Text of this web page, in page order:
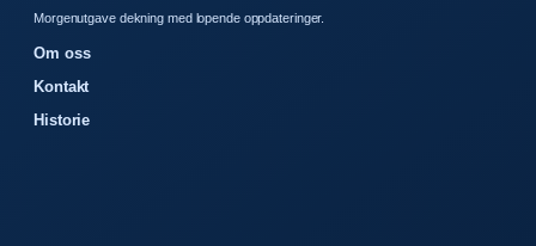
Morgenutgave dekning med lopende oppdateringer.
Om oss
Kontakt
Historie